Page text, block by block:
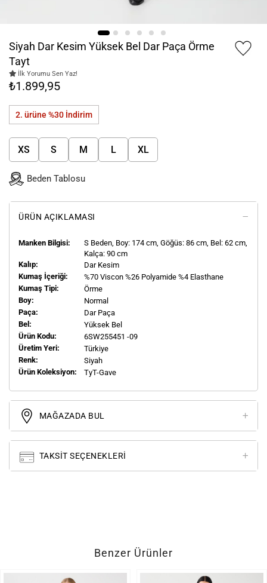
Siyah Dar Kesim Yüksek Bel Dar Paça Örme
Tayt
İlk Yorumu Sen Yaz!
₺1.899,95
2. ürüne %30 İndirim
XS S M L XL
Beden Tablosu
ÜRÜN AÇIKLAMASI
Manken Bilgisi: S Beden, Boy: 174 cm, Göğüs: 86 cm, Bel: 62 cm,
Kalça: 90 cm
Kalıp:
Dar Kesim
Kumaş İçeriği:
%70 Viscon %26 Polyamide %4 Elasthane
Kumaş Tipi:
Örme
Boy:
Normal
Paça:
Dar Paça
Bel:
Yüksek Bel
Ürün Kodu:
6SW255451 -09
Üretim Yeri:
Türkiye
Renk:
Siyah
Ürün Koleksiyon:
TyT-Gave
MAĞAZADA BUL
TAKSIT SEÇENEKLERI
Benzer Ürünler